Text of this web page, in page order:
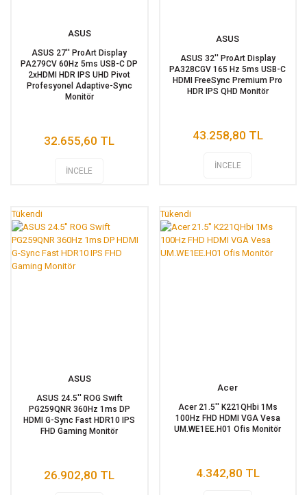
ASUS
ASUS 27'' ProArt Display
PA279CV 60Hz 5ms USB-C DP
2xHDMI HDR IPS UHD Pivot
Profesyonel Adaptive-Sync
Monitör
32.655,60 TL
İNCELE
ASUS
ASUS 32'' ProArt Display
PA328CGV 165 Hz 5ms USB-C
HDMI FreeSync Premium Pro
HDR IPS QHD Monitör
43.258,80 TL
İNCELE
Tükendi
ASUS
ASUS 24.5'' ROG Swift
PG259QNR 360Hz 1ms DP
HDMI G-Sync Fast HDR10 IPS
FHD Gaming Monitör
26.902,80 TL
Tükendi
Acer
Acer 21.5'' K221QHbi 1Ms
100Hz FHD HDMI VGA Vesa
UM.WE1EE.H01 Ofis Monitör
4.342,80 TL